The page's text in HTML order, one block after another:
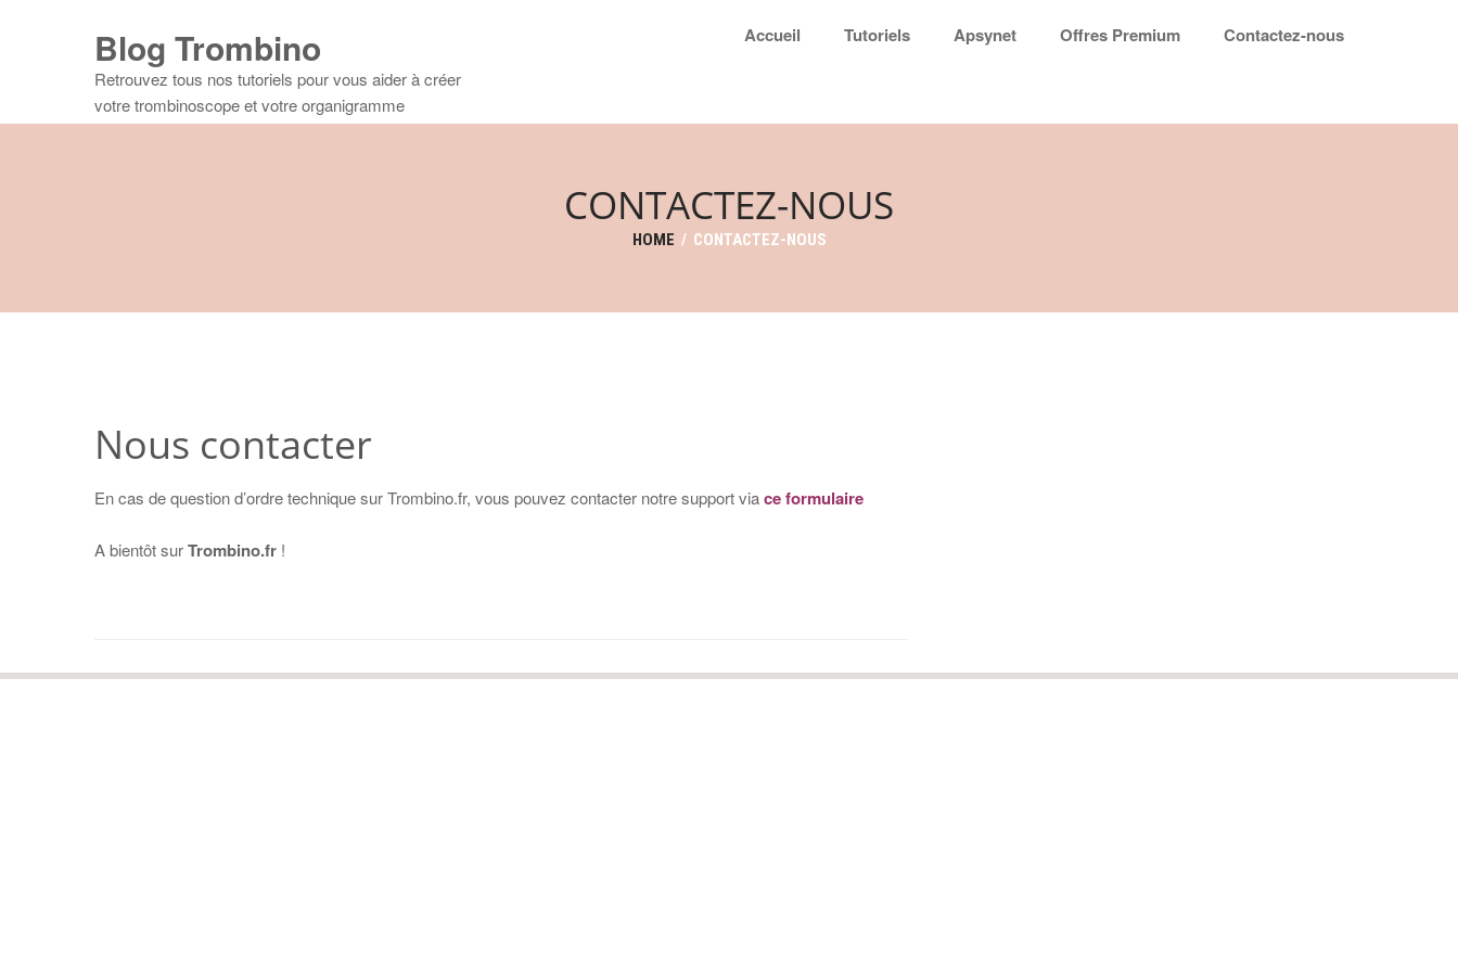
Blog Trombino
Retrouvez tous nos tutoriels pour vous aider à créer
votre trombinoscope et votre organigramme
Accueil Tutoriels Apsynet Offres Premium Contactez-nous
CONTACTEZ-NOUS
HOME / CONTACTEZ-NOUS
Nous contacter
En cas de question d’ordre technique sur Trombino.fr, vous pouvez contacter notre support viace formulaire
A bientôt surTrombino.fr !